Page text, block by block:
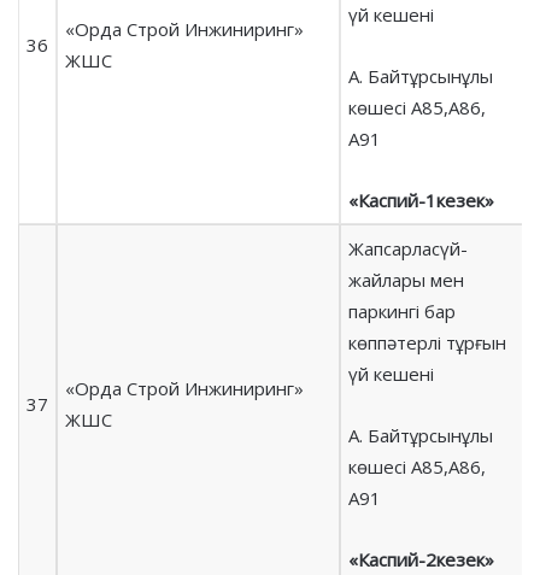
36
«Орда Строй Инжиниринг»
ЖШС
үй кешені
А. Байтұрсынұлы
көшесі А85,А86,
А91
«Каспий-1кезек»
37
«Орда Строй Инжиниринг»
ЖШС
Жапсарласүй-
жайлары мен
паркингі бар
көппәтерлі тұрғын
үй кешені
А. Байтұрсынұлы
көшесі А85,А86,
А91
«Каспий-2кезек»